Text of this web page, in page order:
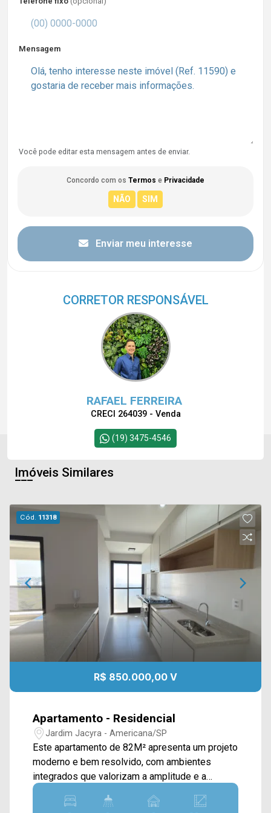
Mensagem
Você pode editar esta mensagem antes de enviar.
Concordo com os Termos e Privacidade
Enviar meu interesse
CORRETOR RESPONSÁVEL
RAFAEL FERREIRA
CRECI 264039 - Venda
(19) 3475-4546
Imóveis Similares
Cód. 11318
R$ 850.000,00 V
Apartamento - Residencial
Jardim Jacyra - Americana/SP
Este apartamento de 82M² apresenta um projeto
moderno e bem resolvido, com ambientes
integrados que valorizam a amplitude e a
funcionalidade. A sala de estar e jantar se
conecta de forma fluida à cozinha planejada,